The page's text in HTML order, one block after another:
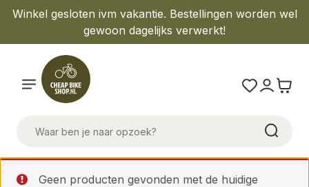
Winkel gesloten ivm vakantie. Bestellingen worden wel
gewoon dagelijks verwerkt!
Geen producten gevonden met de huidige